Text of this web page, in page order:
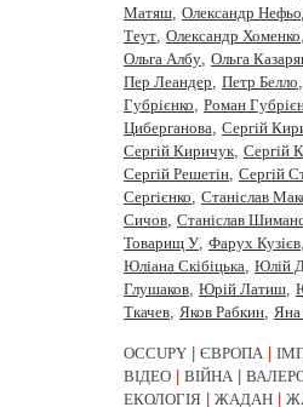
Матяш, Олександр
Теут, Олександр Хоменко,
Ольга Албу, Ольга
Пер Леандер, Петр Белло,
Губрiєнко, Роман
Циберганова, Сергiй
Сергій Киричук, Сергій
Сергій Решетін, Сергій
Сергiєнко, Станіслав
Сичов, Станіслав
Товарищ У, Фарух Кузієв,
Юліана Скібіцька, Юлій
Глушаков, Юрiй Латиш,
Ткачев, Яков Рабкин, Яна
OCCUPY ЄВРОПА
ВІДЕО
ВІЙНА
ЕКОЛОГІЯ
ЖАДАН